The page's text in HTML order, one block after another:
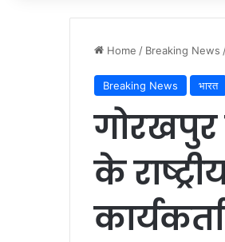
Home / Breaking News
Breaking News भारत
के